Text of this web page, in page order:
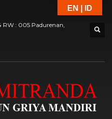
RW : 005 Padurenan,
EN | ID